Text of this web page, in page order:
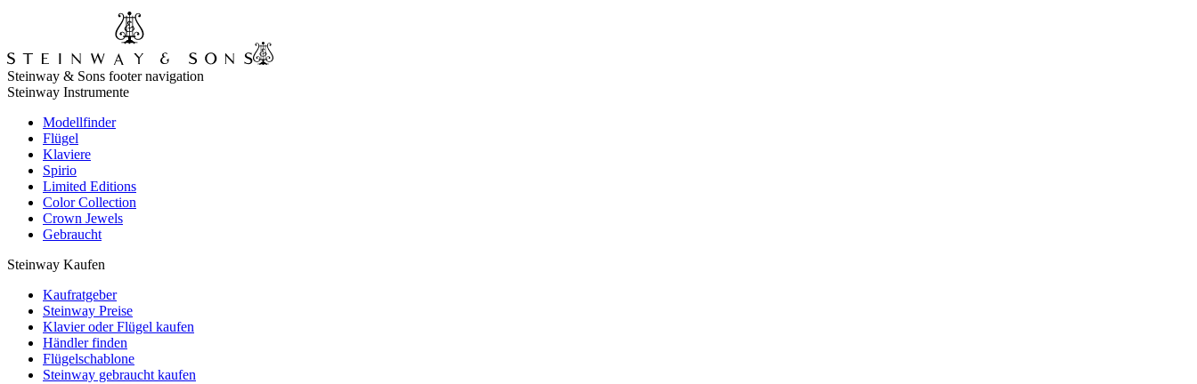
Steinway & Sons footer navigation
Steinway Instrumente
Modellfinder
Flügel
Klaviere
Spirio
Limited Editions
Color Collection
Crown Jewels
Gebraucht
Steinway Kaufen
Kaufratgeber
Steinway Preise
Klavier oder Flügel kaufen
Händler finden
Flügelschablone
Steinway gebraucht kaufen